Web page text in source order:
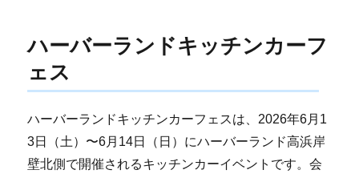
ハーバーランドキッチンカーフ
ェス
ハーバーランドキッチンカーフェスは、2026年6月1
3日（土）〜6月14日（日）にハーバーランド高浜岸
壁北側で開催されるキッチンカーイベントです。会